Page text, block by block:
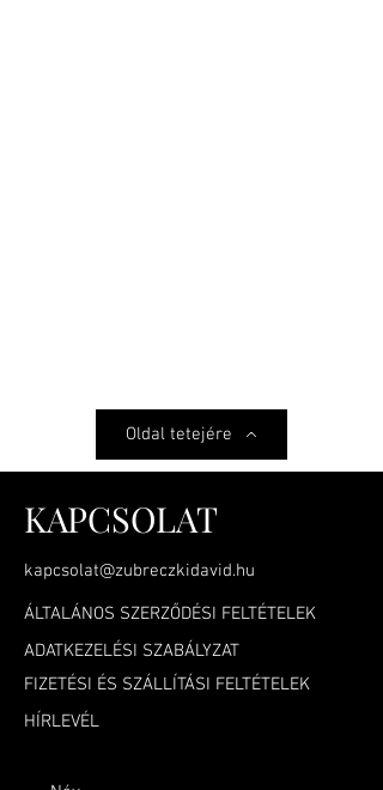
Oldal tetejére
KAPCSOLAT
kapcsolat@zubreczkidavid.hu
ÁLTALÁNOS SZERZŐDÉSI FELTÉTELEK
ADATKEZELÉSI SZABÁLYZAT
FIZETÉSI ÉS SZÁLLÍTÁSI FELTÉTELEK
HÍRLEVÉL